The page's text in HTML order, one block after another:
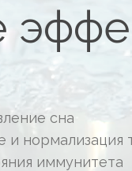
сна
и нормализация
иммунитета